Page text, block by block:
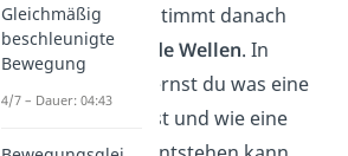
denn du hast bestimmt danach
gesucht:stehende Wellen. In
diesem Beitrag lernst du was eine
stehende Welle ist und wie eine
Gleichmäßig
beschleunigte
Bewegung
4/7 – Dauer: 04:43